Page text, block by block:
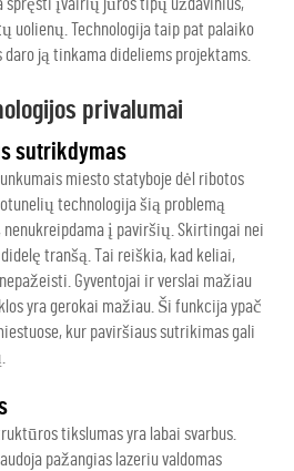
spręsti įvairių jūros tipų uždavinius,
uolienų. Technologija taip pat palaiko
ją tinkama dideliems projektams.
privalumai
sutrikdymas
miesto statyboje dėl ribotos
technologija šią problemą
į paviršių. Skirtingai nei
tranšą. Tai reiškia, kad keliai,
Gyventojai ir verslai mažiau
yra gerokai mažiau. Ši funkcija ypač
kur paviršiaus sutrikimas gali
tikslumas yra labai svarbus.
pažangias lazeriu valdomas